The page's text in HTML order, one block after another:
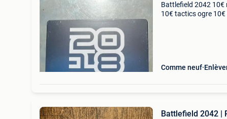
Battlefield 2042 10€
10€ tactics ogre
Comme neuf
Battlefield 2042 |